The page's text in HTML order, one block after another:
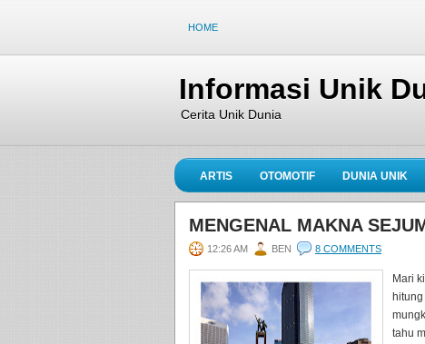
HOME
Informasi Unik
Cerita Unik Dunia
ARTIS OTOMOTIF DUNIA UNIK
MENGENAL MAKNA
12:26 AM BEN 8 COMMENTS
Mari
tahu